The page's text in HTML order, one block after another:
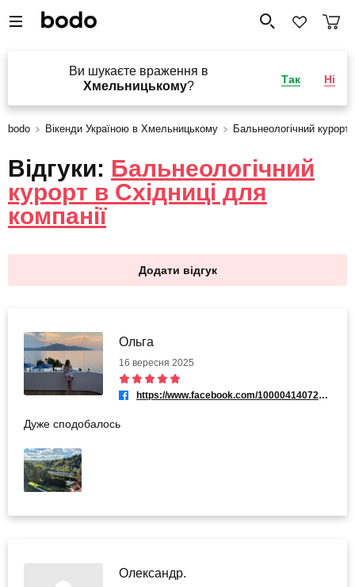
Ви шукаєте враження в
Хмельницькому?
Так Ні
bodo Вікенди Україною в Хмельницькому Бальнеологічний курорт
Відгуки: Бальнеологічний
курорт в Східниці для
компанії
Додати відгук
Ольга
16 вересня 2025
https://www.facebook.com/100004140729753
Дуже сподобалось
Олександр.